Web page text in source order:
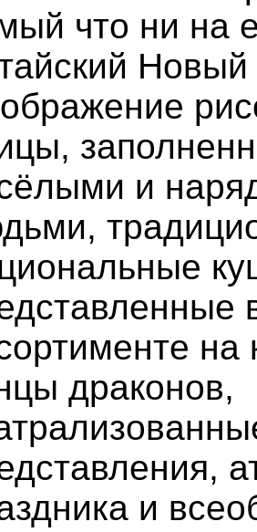
что ни на
Новый
и
на
драконов,
и